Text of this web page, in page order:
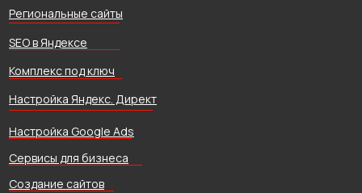
Сервисы для бизнеса
Создание сайтов
Региональные сайты
Настройка Яндекс. Директ
SEO в Яндексе
Комплекс под ключ
Настройка Google Ads